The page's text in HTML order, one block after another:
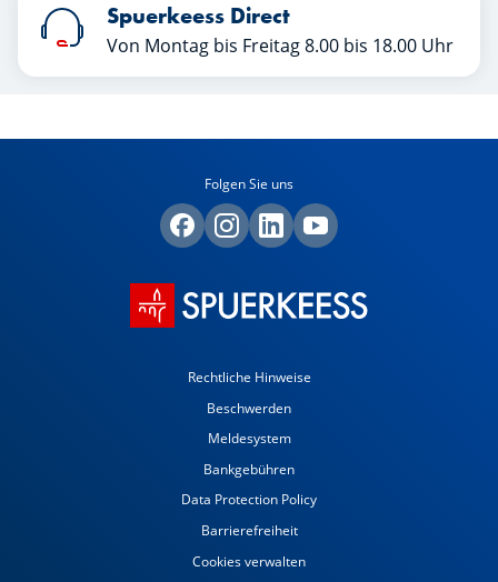
Spuerkeess Direct
Von Montag bis Freitag 8.00 bis 18.00 Uhr
Folgen Sie uns
Rechtliche Hinweise
Beschwerden
Meldesystem
Bankgebühren
Data Protection Policy
Barrierefreiheit
Cookies verwalten